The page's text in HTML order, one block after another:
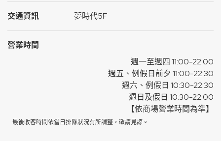
交通資訊 夢時代5F
營業時間
週一至週四 11:00-22:00
週五、例假日前夕 11:00-22:30
週六、例假日 10:30-22:30
週日及假日 10:30-22:00
【依商場營業時間為準】
最後收客時間依當日排隊狀況有所調整，敬請見諒。